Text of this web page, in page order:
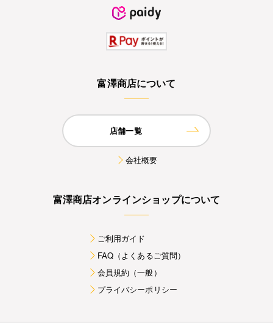
富澤商店について
店舗一覧
会社概要
富澤商店オンラインショップについて
ご利用ガイド
FAQ（よくあるご質問）
会員規約（一般）
プライバシーポリシー